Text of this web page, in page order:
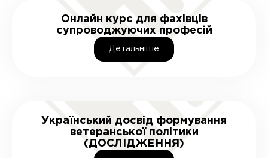
Онлайн курс для фахівців
супроводжуючих професій
Детальнiше
Український досвід формування
ветеранської політики
(ДОСЛІДЖЕННЯ)